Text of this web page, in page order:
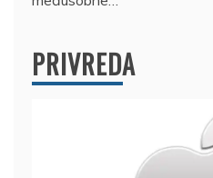
PRIVREDA